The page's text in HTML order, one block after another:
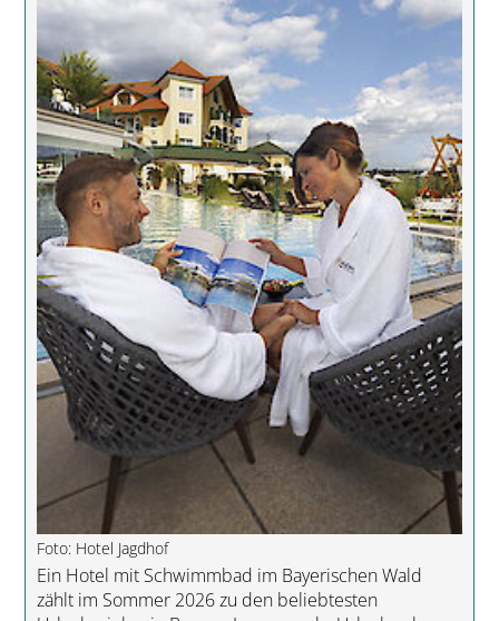
Foto: Hotel Jagdhof
Ein Hotel mit Schwimmbad im Bayerischen Wald
zählt im Sommer 2026 zu den beliebtesten